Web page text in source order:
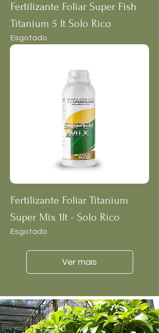
Fertilizante Foliar Super Fish
Titanium 5 lt Solo Rico
Esgotado
Fertilizante Foliar Titanium
Super Mix 1lt - Solo Rico
Esgotado
Ver mais